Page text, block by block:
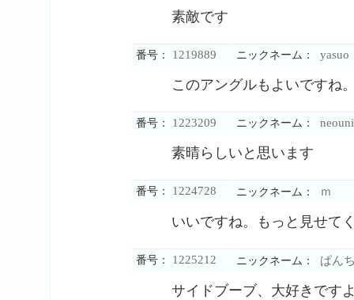
素敵です
番号： 1219889 ニックネーム： yasuo
このアングルもよいですね
番号： 1223209 ニックネーム：
素晴らしいと思います
番号： 1224728 ニックネーム： ｍ
いいですね。もっと見せて
番号： 1225212 ニックネーム： ぱん
サイドブーブ、大好きです